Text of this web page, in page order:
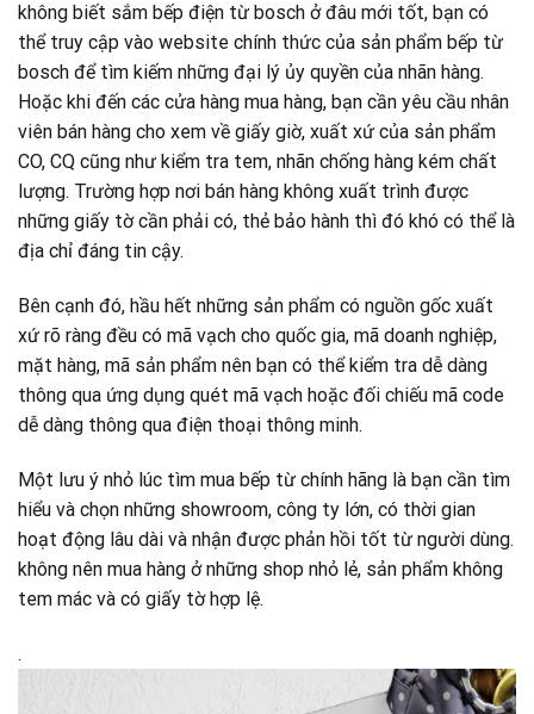
không biết sắm bếp điện từ bosch ở đâu mới tốt, bạn có
thể truy cập vào website chính thức của sản phẩm bếp từ
bosch để tìm kiếm những đại lý ủy quyền của nhãn hàng.
Hoặc khi đến các cửa hàng mua hàng, bạn cần yêu cầu nhân
viên bán hàng cho xem về giấy giờ, xuất xứ của sản phẩm
CO, CQ cũng như kiểm tra tem, nhãn chống hàng kém chất
lượng. Trường hợp nơi bán hàng không xuất trình được
những giấy tờ cần phải có, thẻ bảo hành thì đó khó có thể là
địa chỉ đáng tin cậy.
Bên cạnh đó, hầu hết những sản phẩm có nguồn gốc xuất
xứ rõ ràng đều có mã vạch cho quốc gia, mã doanh nghiệp,
mặt hàng, mã sản phẩm nên bạn có thể kiểm tra dễ dàng
thông qua ứng dụng quét mã vạch hoặc đối chiếu mã code
dễ dàng thông qua điện thoại thông minh.
Một lưu ý nhỏ lúc tìm mua bếp từ chính hãng là bạn cần tìm
hiểu và chọn những showroom, công ty lớn, có thời gian
hoạt động lâu dài và nhận được phản hồi tốt từ người dùng.
không nên mua hàng ở những shop nhỏ lẻ, sản phẩm không
tem mác và có giấy tờ hợp lệ.
.